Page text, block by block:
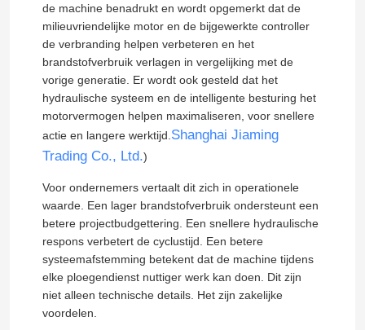
Gebruikte Hyundai graafmachine
Gebruikte dumptrucks
Gebruikte aanhangwagens
Gebruikte bulldozers
Mini-graafmachine
Gebruikte dieselforkliften
Gebruikte laadmachines
de machine benadrukt en wordt opgemerkt dat de
milieuvriendelijke motor en de bijgewerkte controller
de verbranding helpen verbeteren en het
brandstofverbruik verlagen in vergelijking met de
vorige generatie. Er wordt ook gesteld dat het
hydraulische systeem en de intelligente besturing het
motorvermogen helpen maximaliseren, voor snellere
actie en langere werktijd. Shanghai Jiaming
Trading Co., Ltd.)
Voor ondernemers vertaalt dit zich in operationele
waarde. Een lager brandstofverbruik ondersteunt een
betere projectbudgettering. Een snellere hydraulische
respons verbetert de cyclustijd. Een betere
systeemafstemming betekent dat de machine tijdens
elke ploegendienst nuttiger werk kan doen. Dit zijn
niet alleen technische details. Het zijn zakelijke
voordelen.